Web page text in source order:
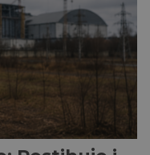
právě […]